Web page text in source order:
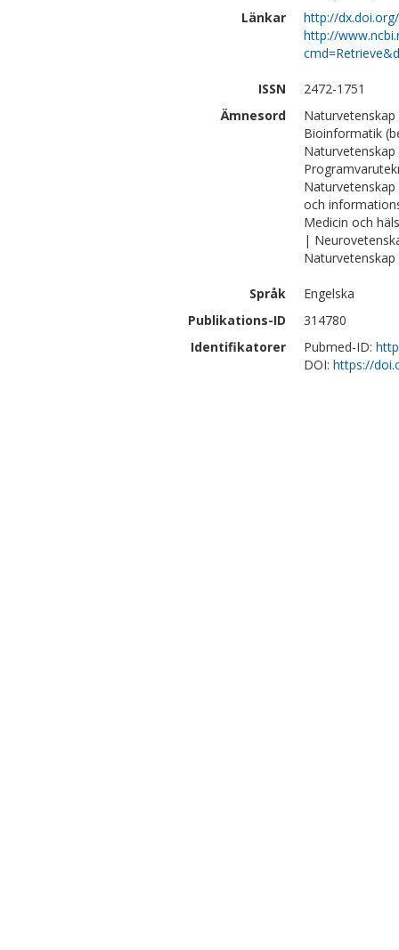
Länkar
http://
http://
ISSN
2472-1751
Ämnesord
Bioinformatik
och
Medicin och
|
Språk
Engelska
Publikations-ID
314780
Identifikatorer
Pubmed-ID:
DOI: https://